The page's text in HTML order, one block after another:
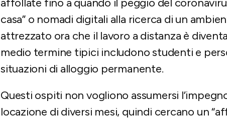
casa” o nomadi digitali alla ricerca di un
attrezzato ora che il lavoro a distanza è
medio termine tipici includono studenti e
situazioni di alloggio permanente.
Questi ospiti non vogliono assumersi
locazione di diversi mesi, quindi cercano un